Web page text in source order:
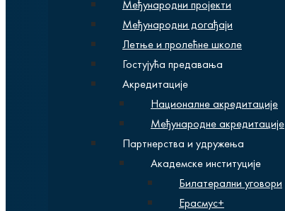
Међународни пројекти
Међународни догађаји
Летње и пролећне школе
Гостујућа предавања
Акредитације
Националне акредитације
Међународне акредитације
Партнерства и удружења
Академске институције
Билатерални уговори
Ерасмус+